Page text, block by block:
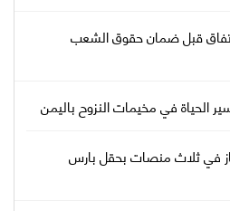
قبل ضمان حقوق الشعب
في مخيمات النزوح باليمن
في ثلاث منصات بحقل بارس